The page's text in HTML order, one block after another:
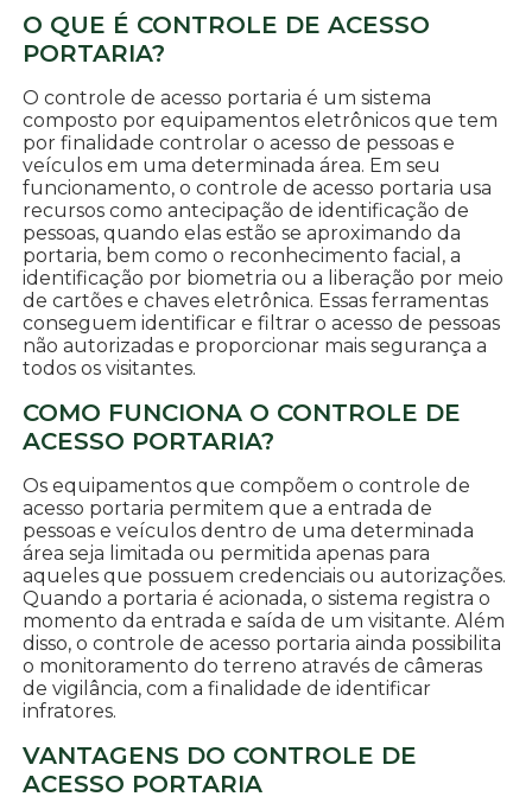
O QUE É CONTROLE DE ACESSO
PORTARIA?
O controle de acesso portaria é um sistema
composto por equipamentos eletrônicos que tem
por finalidade controlar o acesso de pessoas e
veículos em uma determinada área. Em seu
funcionamento, o controle de acesso portaria usa
recursos como antecipação de identificação de
pessoas, quando elas estão se aproximando da
portaria, bem como o reconhecimento facial, a
identificação por biometria ou a liberação por meio
de cartões e chaves eletrônica. Essas ferramentas
conseguem identificar e filtrar o acesso de pessoas
não autorizadas e proporcionar mais segurança a
todos os visitantes.
COMO FUNCIONA O CONTROLE DE
ACESSO PORTARIA?
Os equipamentos que compõem o controle de
acesso portaria permitem que a entrada de
pessoas e veículos dentro de uma determinada
área seja limitada ou permitida apenas para
aqueles que possuem credenciais ou autorizações.
Quando a portaria é acionada, o sistema registra o
momento da entrada e saída de um visitante. Além
disso, o controle de acesso portaria ainda possibilita
o monitoramento do terreno através de câmeras
de vigilância, com a finalidade de identificar
infratores.
VANTAGENS DO CONTROLE DE
ACESSO PORTARIA